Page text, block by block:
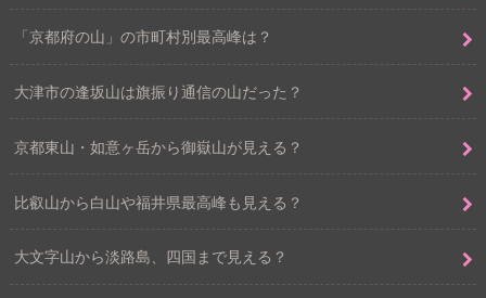
「京都府の山」の市町村別最高峰は？
大津市の逢坂山は旗振り通信の山だった？
京都東山・如意ヶ岳から御嶽山が見える？
比叡山から白山や福井県最高峰も見える？
大文字山から淡路島、四国まで見える？